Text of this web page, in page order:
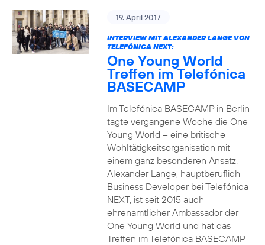
19. April 2017
INTERVIEW MIT ALEXANDER LANGE VON
TELEFÓNICA NEXT:
One Young World
Treffen im Telefónica
BASECAMP
Im Telefónica BASECAMP in Berlin
tagte vergangene Woche die One
Young World – eine britische
Wohltätigkeitsorganisation mit
einem ganz besonderen Ansatz.
Alexander Lange, hauptberuflich
Business Developer bei Telefónica
NEXT, ist seit 2015 auch
ehrenamtlicher Ambassador der
One Young World und hat das
Treffen im Telefónica BASECAMP